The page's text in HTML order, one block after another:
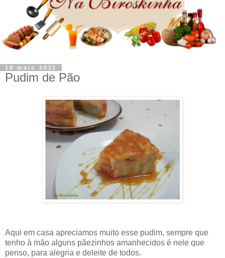
10 maio 2011
Pudim de Pão
Aqui em casa apreciamos muito esse pudim, sempre que
tenho à mão alguns pãezinhos amanhecidos é nele que
penso, para alegria e deleite de todos.